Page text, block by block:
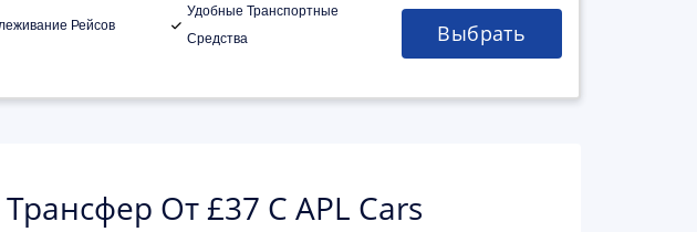
Рейсов
Удобные Транспортные
Средства
Выбрать
От £37 С APL Cars